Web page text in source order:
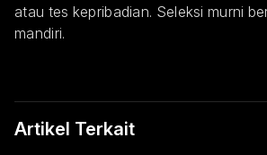
atau tes kepribadian. Seleksi murni
mandiri.
Artikel Terkait